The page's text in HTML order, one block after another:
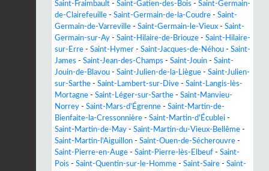
Saint-Fraimbault - Saint-Gatien-des-Bois - Saint-Germain-
de-Clairefeuille - Saint-Germain-de-la-Coudre - Saint-
Germain-de-Varreville - Saint-Germain-le-Vieux - Saint-
Germain-sur-Ay - Saint-Hilaire-de-Briouze - Saint-Hilaire-
sur-Erre - Saint-Hymer - Saint-Jacques-de-Néhou - Saint-
James - Saint-Jean-des-Champs - Saint-Jouin - Saint-
Jouin-de-Blavou - Saint-Julien-de-la-Liègue - Saint-Julien-
sur-Sarthe - Saint-Lambert-sur-Dive - Saint-Langis-lès-
Mortagne - Saint-Léger-sur-Sarthe - Saint-Manvieu-
Norrey - Saint-Mars-d'Égrenne - Saint-Martin-de-
Bienfaite-la-Cressonnière - Saint-Martin-d'Écublei -
Saint-Martin-de-May - Saint-Martin-du-Vieux-Bellême -
Saint-Martin-l'Aiguillon - Saint-Ouen-de-Sécherouvre -
Saint-Pierre-en-Auge - Saint-Pierre-lès-Elbeuf - Saint-
Pois - Saint-Quentin-sur-le-Homme - Saint-Saire - Saint-